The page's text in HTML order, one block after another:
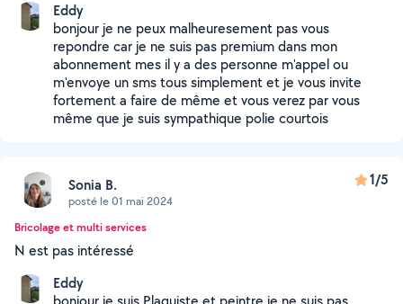
Eddy
bonjour je ne peux malheuresement pas vous
repondre car je ne suis pas premium dans mon
abonnement mes il y a des personne m'appel ou
m'envoye un sms tous simplement et je vous invite
fortement a faire de même et vous verez par vous
même que je suis sympathique polie courtois
Sonia B.
posté le 01 mai 2024
1/5
Bricolage et multi services
N est pas intéressé
Eddy